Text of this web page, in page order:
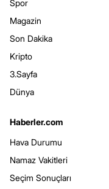
Spor
Magazin
Son Dakika
Kripto
3.Sayfa
Dünya
Haberler.com
Hava Durumu
Namaz Vakitleri
Seçim Sonuçları